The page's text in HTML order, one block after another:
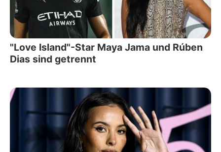
"Love Island"-Star Maya Jama und Rúben
Dias sind getrennt